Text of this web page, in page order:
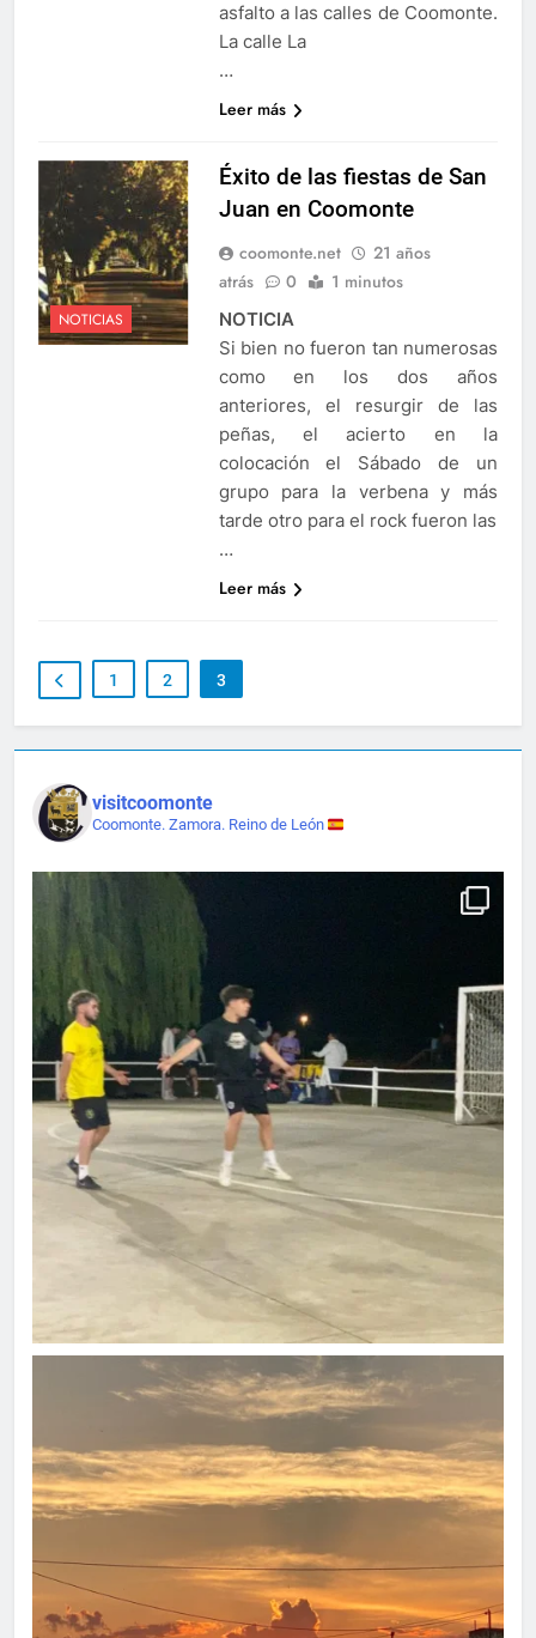
asfalto a las calles de Coomonte.
La calle La
…
Leer más
NOTICIAS
Éxito de las fiestas de San
Juan en Coomonte
coomonte.net
21 años
atrás
0 1 minutos
NOTICIA
Si bien no fueron tan numerosas
como en los dos años
anteriores, el resurgir de las
peñas, el acierto en la
colocación el Sábado de un
grupo para la verbena y más
tarde otro para el rock fueron las
…
Leer más
1 2 3
visitcoomonte
Coomonte. Zamora. Reino de León